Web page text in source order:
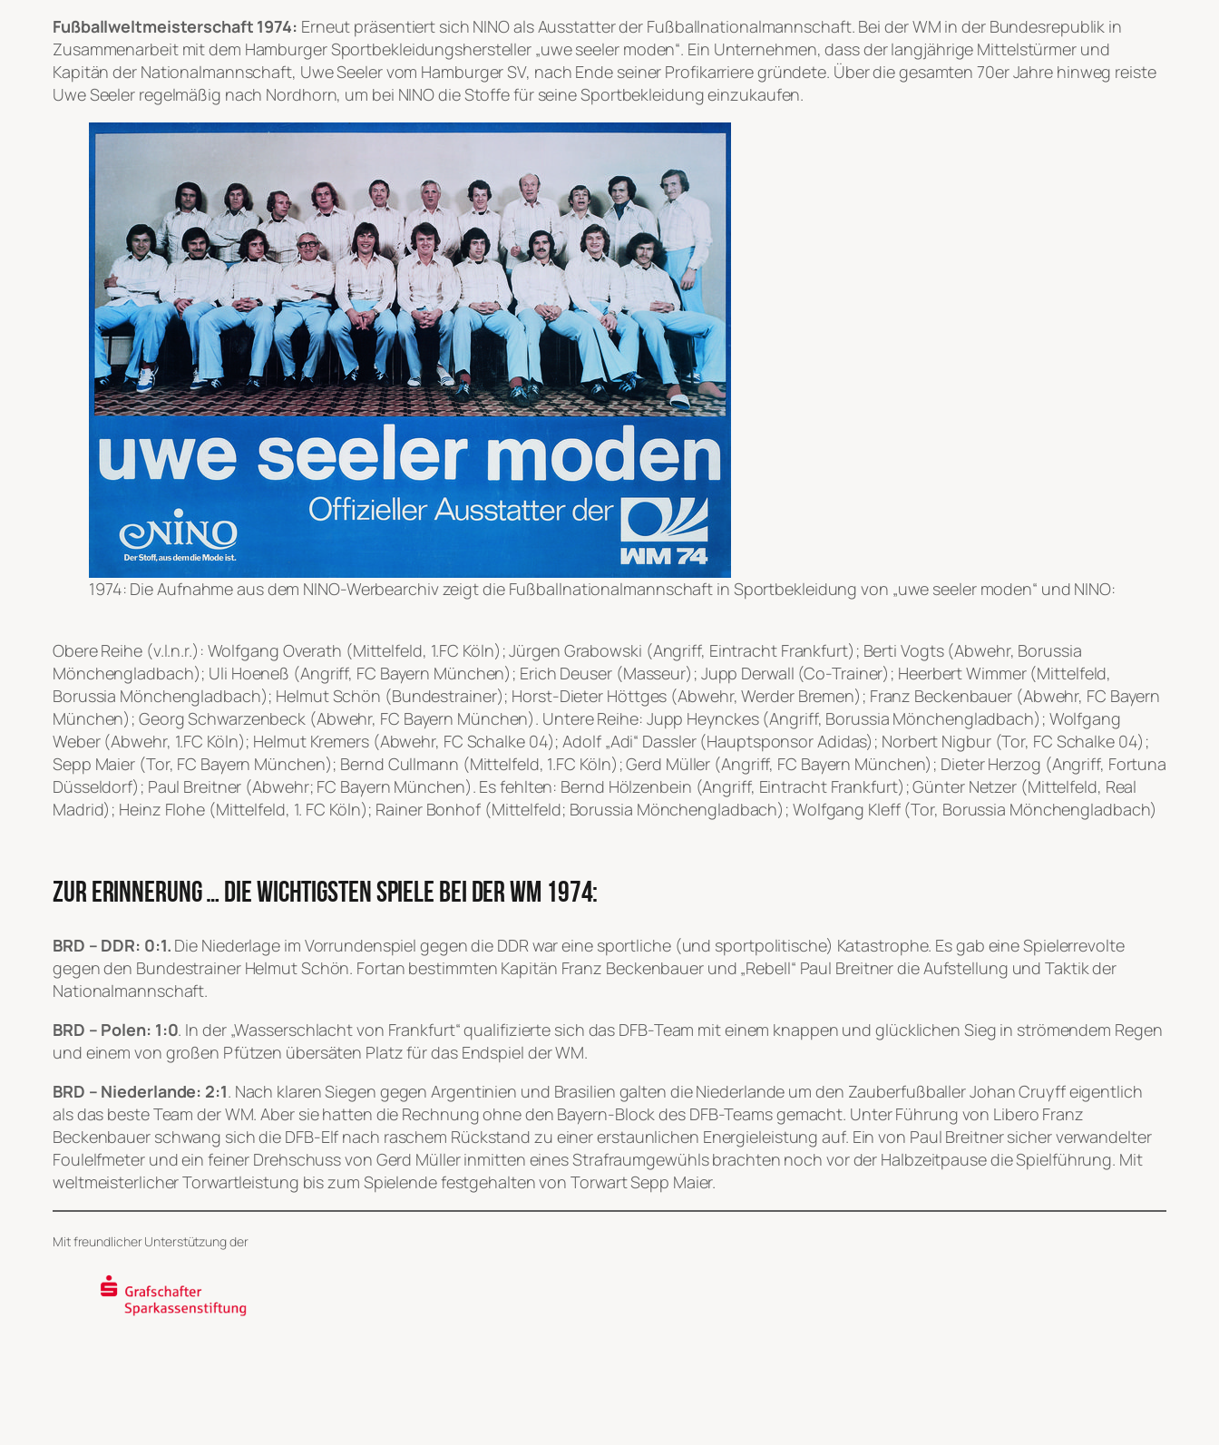
Fußballweltmeisterschaft 1974: Erneut präsentiert sich NINO als Ausstatter der Fußballnationalmannschaft. Bei der WM in der Bundesrepublik in
Zusammenarbeit mit dem Hamburger Sportbekleidungshersteller „uwe seeler moden“. Ein Unternehmen, dass der langjährige Mittelstürmer und
Kapitän der Nationalmannschaft, Uwe Seeler vom Hamburger SV, nach Ende seiner Profikarriere gründete. Über die gesamten 70er Jahre hinweg reiste
Uwe Seeler regelmäßig nach Nordhorn, um bei NINO die Stoffe für seine Sportbekleidung einzukaufen.
1974: Die Aufnahme aus dem NINO-Werbearchiv zeigt die Fußballnationalmannschaft in Sportbekleidung von „uwe seeler moden“ und NINO:
Obere Reihe (v.l.n.r.): Wolfgang Overath (Mittelfeld, 1.FC Köln); Jürgen Grabowski (Angriff, Eintracht Frankfurt); Berti Vogts (Abwehr, Borussia
Mönchengladbach); Uli Hoeneß (Angriff, FC Bayern München); Erich Deuser (Masseur); Jupp Derwall (Co-Trainer); Heerbert Wimmer (Mittelfeld,
Borussia Mönchengladbach); Helmut Schön (Bundestrainer); Horst-Dieter Höttges (Abwehr, Werder Bremen); Franz Beckenbauer (Abwehr, FC Bayern
München); Georg Schwarzenbeck (Abwehr, FC Bayern München). Untere Reihe: Jupp Heynckes (Angriff, Borussia Mönchengladbach); Wolfgang
Weber (Abwehr, 1.FC Köln); Helmut Kremers (Abwehr, FC Schalke 04); Adolf „Adi“ Dassler (Hauptsponsor Adidas); Norbert Nigbur (Tor, FC Schalke 04);
Sepp Maier (Tor, FC Bayern München); Bernd Cullmann (Mittelfeld, 1.FC Köln); Gerd Müller (Angriff, FC Bayern München); Dieter Herzog (Angriff, Fortuna
Düsseldorf); Paul Breitner (Abwehr; FC Bayern München). Es fehlten: Bernd Hölzenbein (Angriff, Eintracht Frankfurt); Günter Netzer (Mittelfeld, Real
Madrid); Heinz Flohe (Mittelfeld, 1. FC Köln); Rainer Bonhof (Mittelfeld; Borussia Mönchengladbach); Wolfgang Kleff (Tor, Borussia Mönchengladbach)
Zur Erinnerung … die wichtigsten Spiele bei der WM 1974:
BRD – DDR: 0:1. Die Niederlage im Vorrundenspiel gegen die DDR war eine sportliche (und sportpolitische) Katastrophe. Es gab eine Spielerrevolte
gegen den Bundestrainer Helmut Schön. Fortan bestimmten Kapitän Franz Beckenbauer und „Rebell“ Paul Breitner die Aufstellung und Taktik der
Nationalmannschaft.
BRD – Polen: 1:0. In der „Wasserschlacht von Frankfurt“ qualifizierte sich das DFB-Team mit einem knappen und glücklichen Sieg in strömendem Regen
und einem von großen Pfützen übersäten Platz für das Endspiel der WM.
BRD – Niederlande: 2:1. Nach klaren Siegen gegen Argentinien und Brasilien galten die Niederlande um den Zauberfußballer Johan Cruyff eigentlich
als das beste Team der WM. Aber sie hatten die Rechnung ohne den Bayern-Block des DFB-Teams gemacht. Unter Führung von Libero Franz
Beckenbauer schwang sich die DFB-Elf nach raschem Rückstand zu einer erstaunlichen Energieleistung auf. Ein von Paul Breitner sicher verwandelter
Foulelfmeter und ein feiner Drehschuss von Gerd Müller inmitten eines Strafraumgewühls brachten noch vor der Halbzeitpause die Spielführung. Mit
weltmeisterlicher Torwartleistung bis zum Spielende festgehalten von Torwart Sepp Maier.
Mit freundlicher Unterstützung der